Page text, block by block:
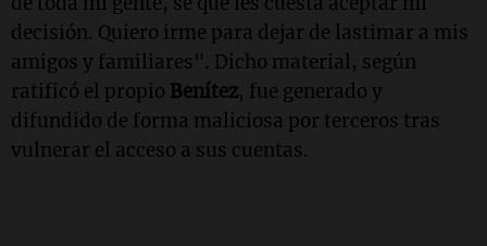
decisión. Quiero irme para dejar de lastimar a mis
amigos y familiares". Dicho material, según
ratificó el propio Benítez, fue generado y
difundido de forma maliciosa por terceros tras
vulnerar el acceso a sus cuentas.